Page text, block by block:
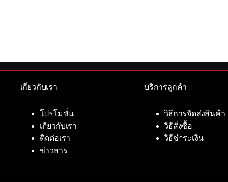
เกี่ยวกับเรา
โปรโมชั่น
เกี่ยวกับเรา
ติดต่อเรา
ข่าวสาร
บริการลูกค้า
วิธีการจัดส่งสินค้า
วิธีสั่งซื้อ
วิธีชำระเงิน